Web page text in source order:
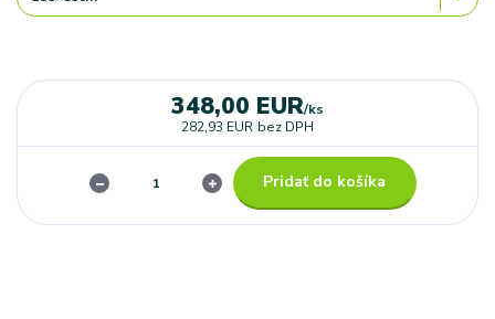
348,00 EUR/ks
282,93 EUR bez DPH
Pridať do košíka